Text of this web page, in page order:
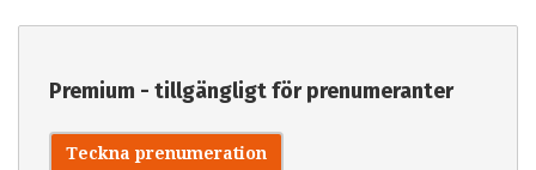
Premium - tillgängligt för prenumeranter
Teckna prenumeration